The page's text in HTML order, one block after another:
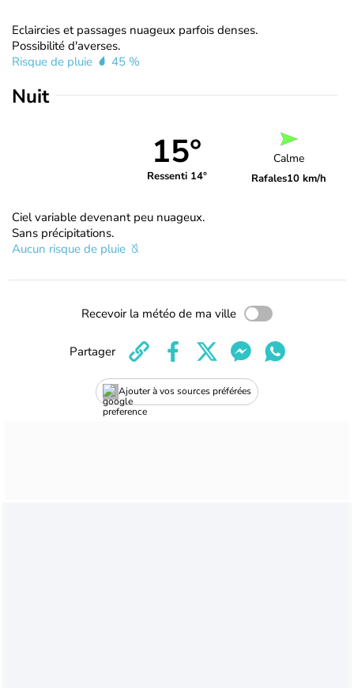
Eclaircies et passages nuageux parfois denses.
Possibilité d'averses.
Risque de pluie
45 %
Nuit
15°
Ressenti 14°
Calme
Rafales10 km/h
Ciel variable devenant peu nuageux.
Sans précipitations.
Aucun risque de pluie
Recevoir la météo de ma ville
Ajouter à vos sources préférées
Partager